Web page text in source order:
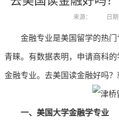
来源： 日
金融专业是美国留学的热门
青睐。有数据表明，申请商科
金融专业。去美国读金融好吗？
一、美国大学金融学专业